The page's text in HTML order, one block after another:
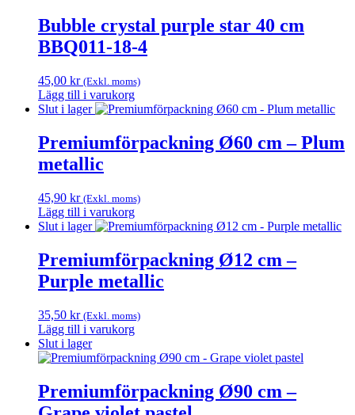
Bubble crystal purple star 40 cm
BBQ011-18-4
45,00 kr (Exkl. moms)
Lägg till i varukorg
Slut i lager
Premiumförpackning Ø60 cm – Plum
metallic
45,90 kr (Exkl. moms)
Lägg till i varukorg
Slut i lager
Premiumförpackning Ø12 cm –
Purple metallic
35,50 kr (Exkl. moms)
Lägg till i varukorg
Slut i lager
Premiumförpackning Ø90 cm –